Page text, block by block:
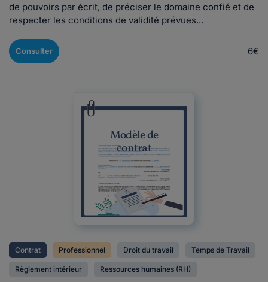
de pouvoirs par écrit, de préciser le domaine confié et de
respecter les conditions de validité prévues...
Consulter 6€
Modèle de
contrat
Contrat Professionnel Droit du travail Temps de Travail
Règlement intérieur Ressources humaines (RH)